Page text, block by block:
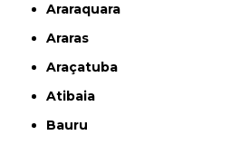
Araraquara
Araras
Araçatuba
Atibaia
Bauru